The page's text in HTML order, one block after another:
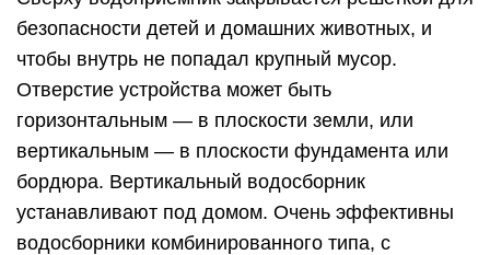
безопасности детей и домашних животных, и
чтобы внутрь не попадал крупный мусор.
Отверстие устройства может быть
горизонтальным — в плоскости земли, или
вертикальным — в плоскости фундамента или
бордюра. Вертикальный водосборник
устанавливают под домом. Очень эффективны
водосборники комбинированного типа, с